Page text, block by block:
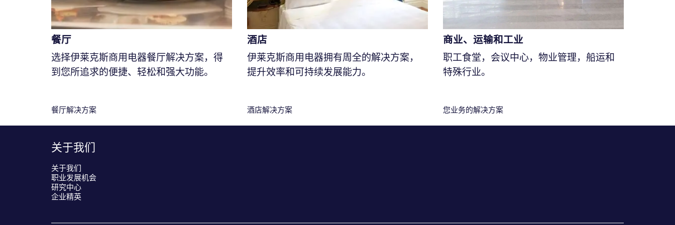
餐厅
选择伊莱克斯商用电器餐厅解决方案，得
到您所追求的便捷、轻松和强大功能。
餐厅解决方案
酒店
伊莱克斯商用电器拥有周全的解决方案，
提升效率和可持续发展能力。
酒店解决方案
商业、运输和工业
职工食堂，会议中心，物业管理，船运和
特殊行业。
您业务的解决方案
关于我们
关于我们
职业发展机会
研究中心
企业精英